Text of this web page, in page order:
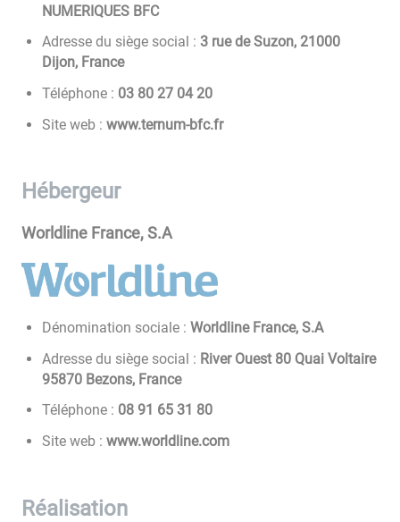
NUMERIQUES BFC
Adresse du siège social :3 rue de Suzon, 21000
Dijon, France
Téléphone : 02 40 72 08 30
Site web : www.ternum-bfc.fr
Hébergeur
Worldline France, S.A
Dénomination sociale :Worldline France, S.A
Adresse du siège social : River Ouest 80 Quai Voltaire
95870 Bezons, France
Téléphone : 08 13 56 19 80
Site web : www.worldline.com
Réalisation